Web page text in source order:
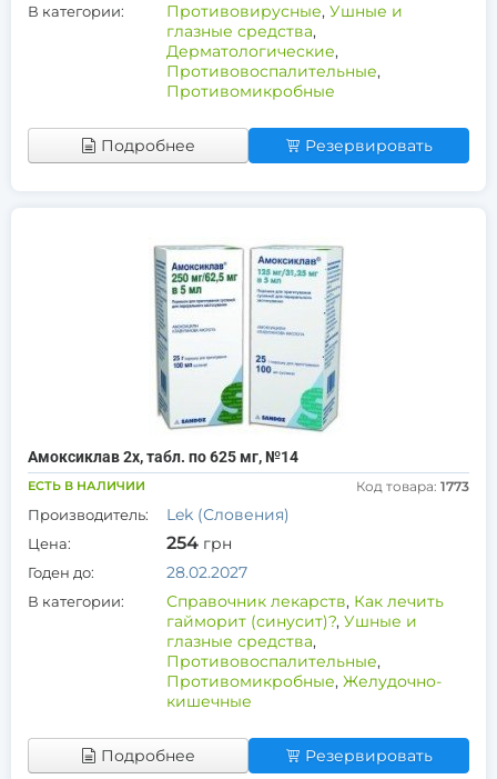
В категории: Противовирусные, Ушные и
глазные средства,
Дерматологические,
Противовоспалительные,
Противомикробные
Подробнее Резервировать
Амоксиклав 2х, табл. по 625 мг, №14
ЕСТЬ В НАЛИЧИИ Код товара: 1773
Производитель: Lek (Словения)
Цена: 254 грн
Годен до: 28.02.2027
В категории: Справочник лекарств, Как лечить
гайморит (синусит)?, Ушные и
глазные средства,
Противовоспалительные,
Противомикробные, Желудочно-
кишечные
Подробнее Резервировать